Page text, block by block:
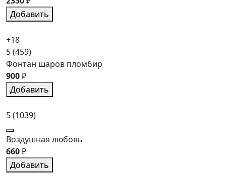
Добавить
+18
5(459)
Фонтан шаров пломбир
900₽
Добавить
5(1039)
Воздушная любовь
660₽
Добавить